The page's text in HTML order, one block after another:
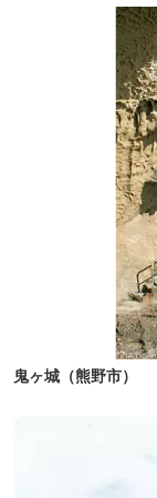
鬼ヶ城（熊野市）